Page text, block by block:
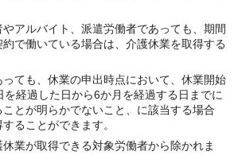
アルバイト、派遣労働者であっても、期間
で働いている場合は、介護休業を取得する
っても、休業の申出時点において、休業開始
を経過した日から6か月を経過する日までに
とが明らかでないこと、に該当する場合
ることができます。
業が取得できる対象労働者から除かれま